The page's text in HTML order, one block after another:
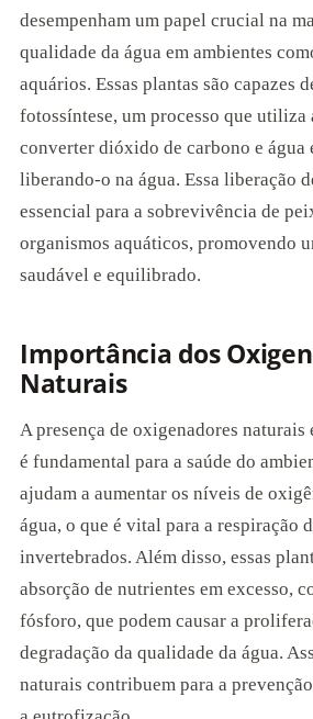
desempenham um papel crucial na
qualidade da água em ambientes
aquários. Essas plantas são capazes
fotossíntese, um processo que utiliza
converter dióxido de carbono e água
liberando-o na água. Essa liberação
essencial para a sobrevivência de
organismos aquáticos, promovendo
saudável e equilibrado.
Importância dos
Naturais
A presença de oxigenadores naturais
é fundamental para a saúde do
ajudam a aumentar os níveis de
água, o que é vital para a respiração
invertebrados. Além disso, essas
absorção de nutrientes em excesso,
fósforo, que podem causar a
degradação da qualidade da água.
naturais contribuem para a